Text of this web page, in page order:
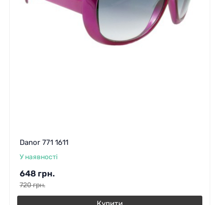
Danor 771 1611
У наявності
648 грн.
720грн.